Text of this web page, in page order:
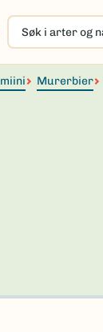
Søk
i
arter
og
Murerbier